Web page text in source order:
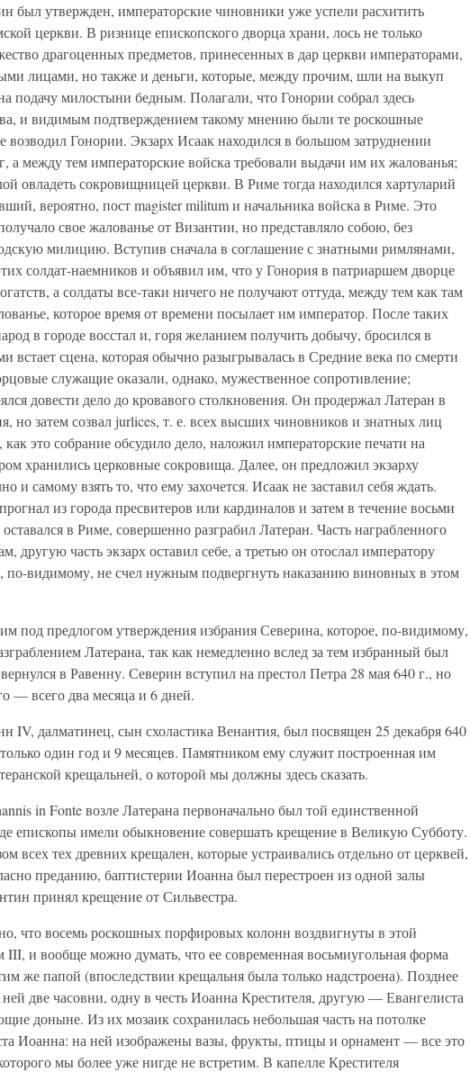
был утвержден, императорские чиновники уже успели расхитить
церкви. В ризнице епископского дворца храни, лось не только
драгоценных предметов, принесенных в дар церкви императорами,
лицами, но также и деньги, которые, между прочим, шли на выкуп
подачу милостыни бедным. Полагали, что Гонории собрал здесь
и видимым подтверждением такому мнению были те роскошные
возводил Гонории. Экзарх Исаак находился в большом затруднении
а между тем императорские войска требовали выдачи им их жалованья;
овладеть сокровищницей церкви. В Риме тогда находился хартуларий
вероятно, пост magister militum и начальника войска в Риме. Это
свое жалованье от Византии, но представляло собою, без
милицию. Вступив сначала в соглашение с знатными римлянами,
солдат-наемников и объявил им, что у Гонория в патриаршем дворце
а солдаты все-таки ничего не получают оттуда, между тем как там
которое время от времени посылает им император. После таких
в городе восстал и, горя желанием получить добычу, бросился в
встает сцена, которая обычно разыгрывалась в Средние века по смерти
служащие оказали, однако, мужественное сопротивление;
довести дело до кровавого столкновения. Он продержал Латеран в
но затем созвал jurlices, т. е. всех высших чиновников и знатных лиц
это собрание обсудило дело, наложил императорские печати на
хранились церковные сокровища. Далее, он предложил экзарху
и самому взять то, что ему захочется. Исаак не заставил себя ждать.
из города пресвитеров или кардиналов и затем в течение восьми
в Риме, совершенно разграбил Латеран. Часть награбленного
другую часть экзарх оставил себе, а третью он отослал императору
видимому, не счел нужным подвергнуть наказанию виновных в этом
под предлогом утверждения избрания Северина, которое, по-видимому,
Латерана, так как немедленно вслед за тем избранный был
в Равенну. Северин вступил на престол Петра 28 мая 640 г., но
— всего два месяца и 6 дней.
IV, далматинец, сын схоластика Венантия, был посвящен 25 декабря 640
один год и 9 месяцев. Памятником ему служит построенная им
крещальней, о которой мы должны здесь сказать.
in Fonte возле Латерана первоначально был той единственной
епископы имели обыкновение совершать крещение в Великую Субботу.
всех тех древних крещален, которые устраивались отдельно от церквей,
преданию, баптистерии Иоанна был перестроен из одной залы
принял крещение от Сильвестра.
что восемь роскошных порфировых колонн воздвигнуты в этой
III, и вообще можно думать, что ее современная восьмиугольная форма
же папой (впоследствии крещальня была только надстроена). Позднее
две часовни, одну в честь Иоанна Крестителя, другую — Евангелиста
доныне. Из их мозаик сохранилась небольшая часть на потолке
Иоанна: на ней изображены вазы, фрукты, птицы и орнамент — все это
мы более уже нигде не встретим. В капелле Крестителя